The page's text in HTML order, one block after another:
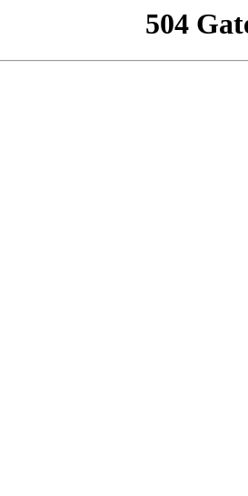
504